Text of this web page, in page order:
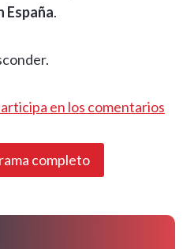
España.
en los comentarios
completo